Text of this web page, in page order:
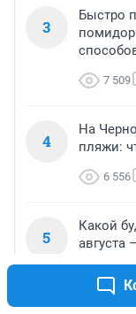
3
Быстро
7 509
4
На
пляжи:
6 556
5
Какой